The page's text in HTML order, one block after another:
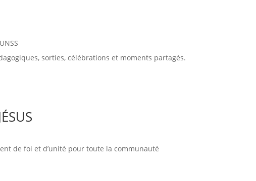
UNSS
sorties, célébrations et moments partagés.
de foi et d’unité pour toute la communauté